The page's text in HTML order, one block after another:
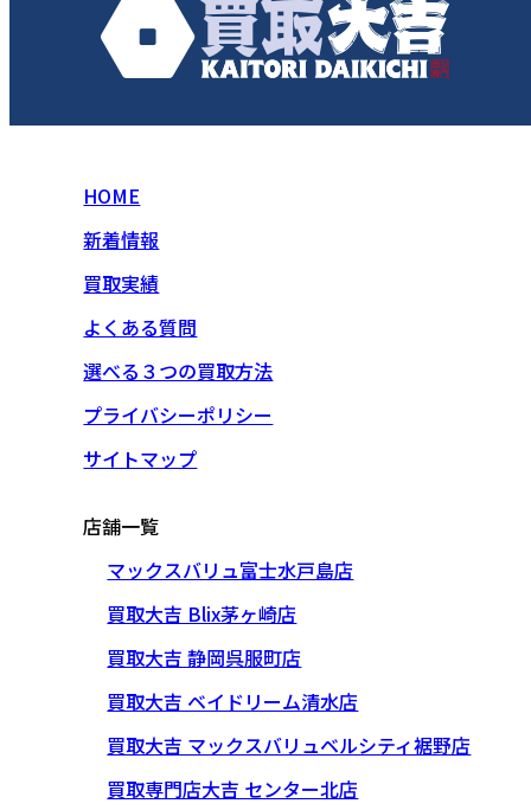
HOME
新着情報
買取実績
よくある質問
選べる３つの買取方法
プライバシーポリシー
サイトマップ
店舗一覧
マックスバリュ富士水戸島店
買取大吉 Blix茅ヶ崎店
買取大吉 静岡呉服町店
買取大吉 ベイドリーム清水店
買取大吉 マックスバリュベルシティ裾野店
買取専門店大吉 センター北店